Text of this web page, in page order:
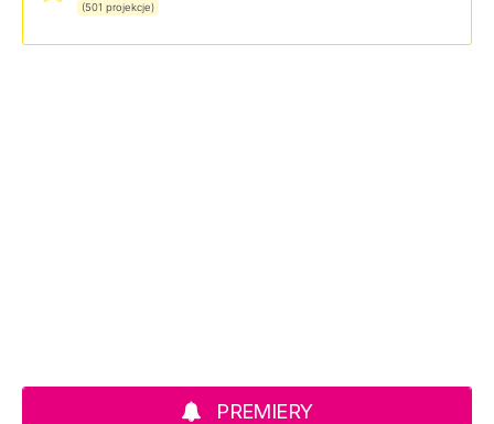
(501 projekcje)
PREMIERY